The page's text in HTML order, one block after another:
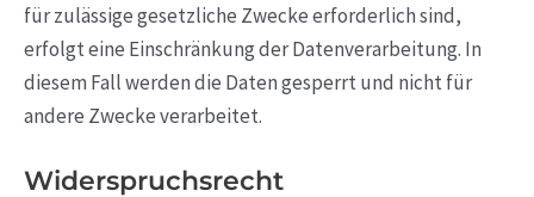
für zulässige gesetzliche Zwecke erforderlich sind,
erfolgt eine Einschränkung der Datenverarbeitung. In
diesem Fall werden die Daten gesperrt und nicht für
andere Zwecke verarbeitet.
Widerspruchsrecht